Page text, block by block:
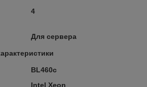
4
Для сервера
BL460c
Intel Xeon